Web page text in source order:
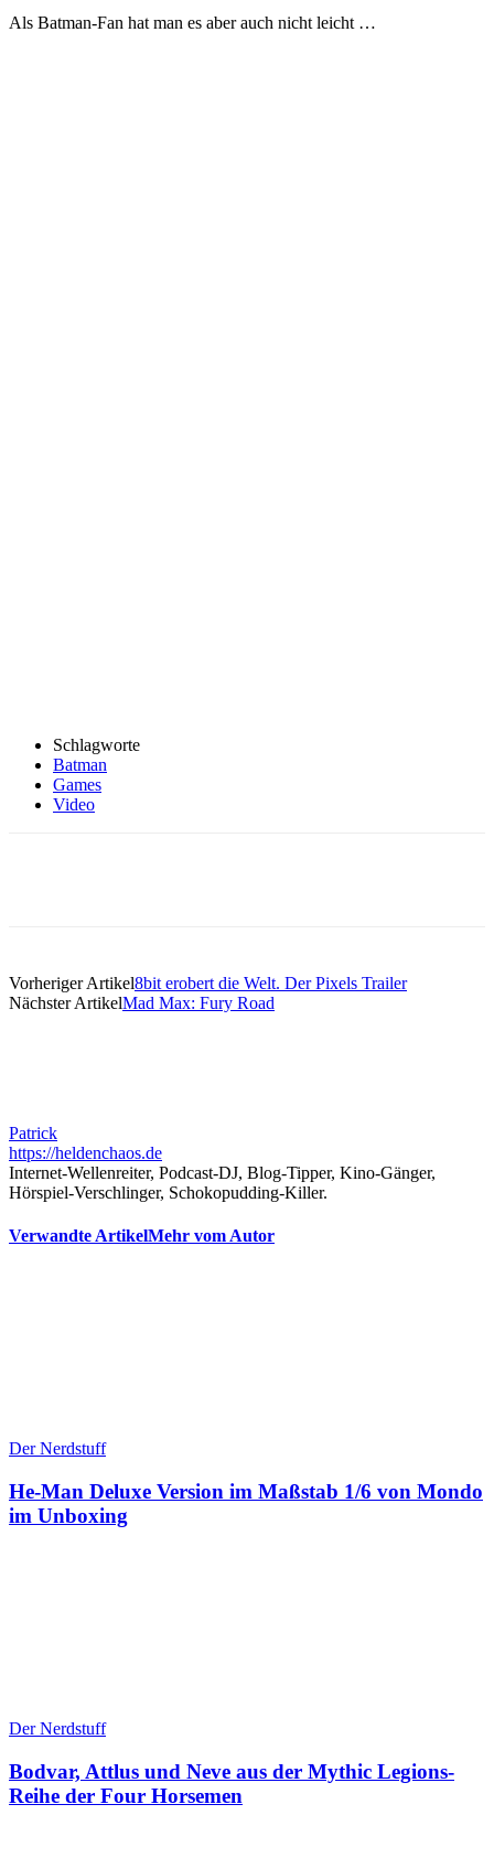
Als Batman-Fan hat man es aber auch nicht leicht …
Schlagworte
Batman
Games
Video
Vorheriger Artikel8bit erobert die Welt. Der Pixels Trailer
Nächster ArtikelMad Max: Fury Road
Patrick
https://heldenchaos.de
Internet-Wellenreiter, Podcast-DJ, Blog-Tipper, Kino-Gänger,
Hörspiel-Verschlinger, Schokopudding-Killer.
Verwandte ArtikelMehr vom Autor
Der Nerdstuff
He-Man Deluxe Version im Maßstab 1/6 von Mondo
im Unboxing
Der Nerdstuff
Bodvar, Attlus und Neve aus der Mythic Legions-
Reihe der Four Horsemen